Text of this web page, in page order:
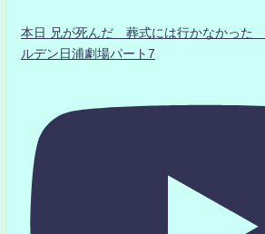
本日 兄が死んだ 葬式には行かなかっ
ルデン日浦劇場パート7